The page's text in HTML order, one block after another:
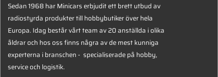
Sedan 1968 har Minicars erbjudit ett brett utbud av
radiostyrda produkter till hobbybutiker över hela
Europa. Idag består vårt team av 20 anställda i olika
åldrar och hos oss finns några av de mest kunniga
experterna i branschen - specialiserade på hobby,
service och logistik.